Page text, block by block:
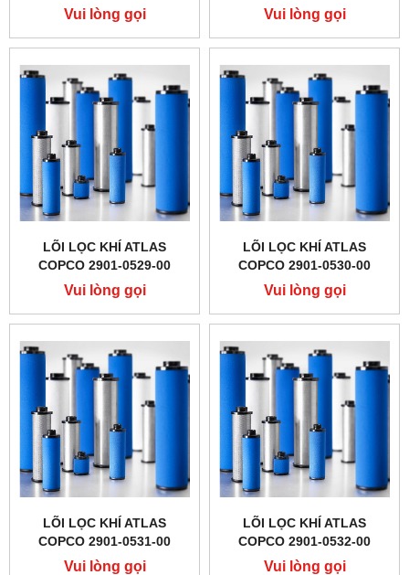
Vui lòng gọi Vui lòng gọi
LÕI LỌC KHÍ ATLAS
COPCO 2901-0529-00
Vui lòng gọi
LÕI LỌC KHÍ ATLAS
COPCO 2901-0530-00
Vui lòng gọi
LÕI LỌC KHÍ ATLAS
COPCO 2901-0531-00
Vui lòng gọi
LÕI LỌC KHÍ ATLAS
COPCO 2901-0532-00
Vui lòng gọi